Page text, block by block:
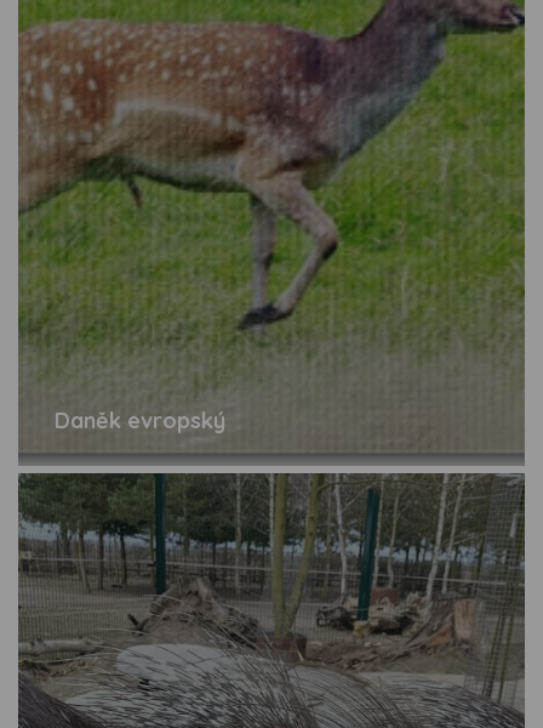
Daněk evropský